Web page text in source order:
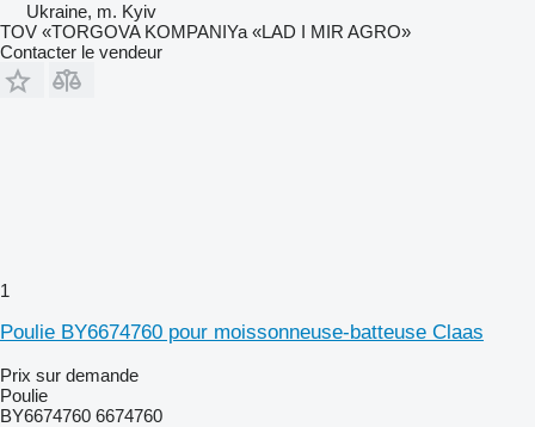
Ukraine, m. Kyiv
TOV «TORGOVA KOMPANIYa «LAD I MIR AGRO»
Contacter le vendeur
1
Poulie BY6674760 pour moissonneuse-batteuse Claas
Prix sur demande
Poulie
BY6674760 6674760